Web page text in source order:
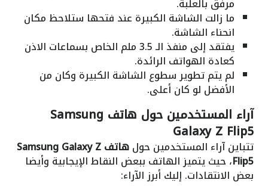
مرفق بالعلبة.
ما زالت الشاشة الكبيرة عند فتحها ستلاحظ مكان
انحناء الشاشة.
يفتقد إلى منفذ الـ 3.5 ملم الخاص بسماعات الاذن
كعادة الهواتف الرائدة.
لم يتم تطوير سطوع الشاشة الكبيرة وكان من
الأفضل لو كان أعلى.
آراء المستخدمين حول هاتف Samsung
Galaxy Z Flip5
تتباين آراء المستخدمين حول هاتف Samsung Galaxy Z
Flip5، حيث يتميز الهاتف ببعض النقاط الإيجابية وأيضا
بعض الانتقادات. إليك أبرز الآراء: